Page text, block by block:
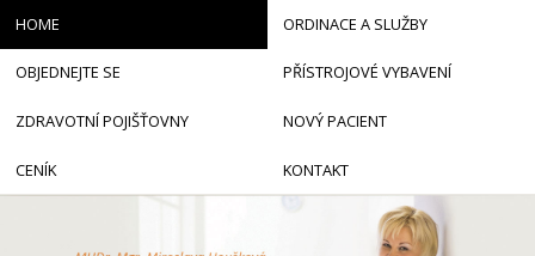
HOME ORDINACE A SLUŽBY
OBJEDNEJTE SE PŘÍSTROJOVÉ VYBAVENÍ
ZDRAVOTNÍ POJIŠŤOVNY NOVÝ PACIENT
CENÍK KONTAKT